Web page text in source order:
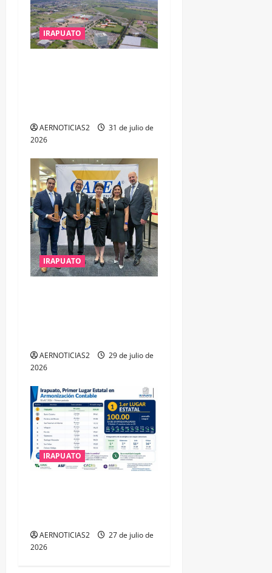
IRAPUATO
AERNOTICIAS2
31 de julio de
2026
IRAPUATO
AERNOTICIAS2
29 de julio de
2026
IRAPUATO
AERNOTICIAS2
27 de julio de
2026